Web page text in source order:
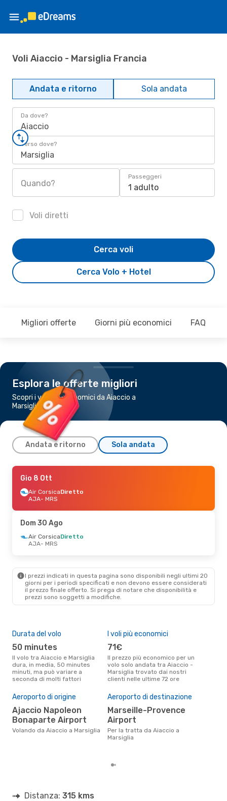
Voli Aiaccio - Marsiglia Francia
Andata e ritorno Sola andata
Da dove?
Aiaccio
Verso dove?
Marsiglia
Quando?
Passeggeri
1 adulto
Voli diretti
Cerca Volo + Hotel
Cerca voli
Migliori offerte Giorni più economici FAQ
Esplora le offerte migliori
Scopri i voli più economici da Aiaccio a
Marsiglia
Andata e ritorno Sola andata
Dom 6 Set
Air CorsicaDiretto
AJA- MRS
MRS- AJA
Gio 8 Ott
Air CorsicaDiretto
AJA- MRS
Dom 30 Ago
Air CorsicaDiretto
AJA- MRS
I prezzi indicati in questa pagina sono disponibili negli ultimi 20
giorni per i periodi specificati e non devono essere considerati
il ​​prezzo finale offerto. Si prega di notare che disponibilità e
prezzi sono soggetti a modifiche.
Durata del volo
50 minutes
Il volo tra Aiaccio e Marsiglia
dura, in media, 50 minutes
minuti, ma può variare a
seconda di molti fattori
I voli più economici
71€
Il prezzo più economico per un
volo solo andata tra Aiaccio -
Marsiglia trovato dai nostri
clienti nelle ultime 72 ore
Aeroporto di origine
Ajaccio Napoleon
Bonaparte Airport
Volando da Aiaccio a Marsiglia
Aeroporto di destinazione
Marseille-Provence
Airport
Per la tratta da Aiaccio a
Marsiglia
Distanza: 315 kms